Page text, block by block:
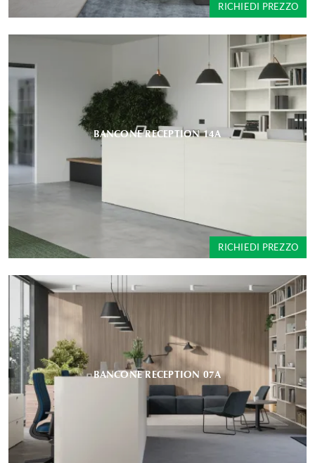
RICHIEDI PREZZO
BANCONE RECEPTION 14A
RICHIEDI PREZZO
BANCONE RECEPTION 07A